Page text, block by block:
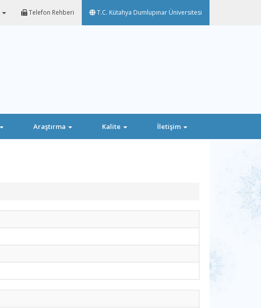
Telefon Rehberi T.C. Kütahya Dumlupınar Üniversitesi
Araştırma Kalite İletişim